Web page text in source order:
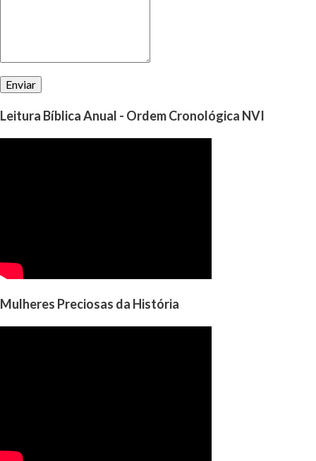
Leitura Bíblica Anual - Ordem Cronológica NVI
Mulheres Preciosas da História